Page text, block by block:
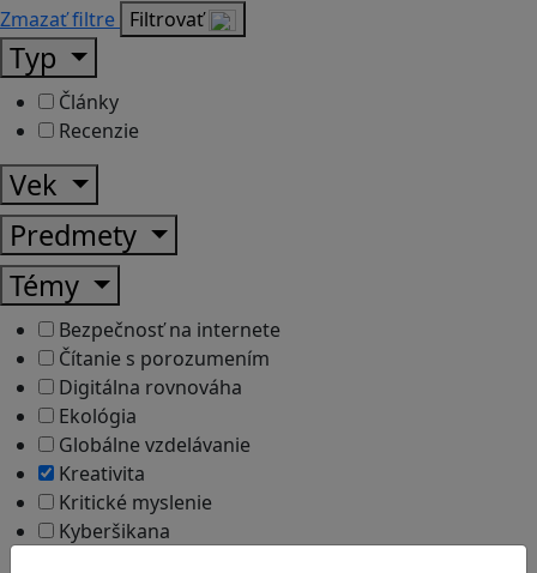
Zmazať filtre Filtrovať
Typ
Články
Recenzie
Vek
Predmety
Témy
Bezpečnosť na internete
Čítanie s porozumením
Digitálna rovnováha
Ekológia
Globálne vzdelávanie
Kreativita
Kritické myslenie
Kyberšikana